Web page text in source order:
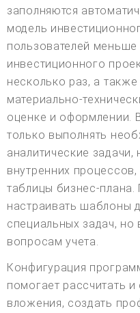
заполняются
модель
пользователей
инвестиционного
несколько раз, а
материально-
оценке и оформлении.
только выполнять
аналитические
внутренних
таблицы бизнес-плана.
настраивать шаблоны
специальных задач,
вопросам учета.
Конфигурация
помогает рассчитать
вложения, создать